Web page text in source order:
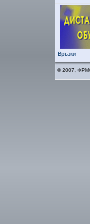
Връзки
© 2007,